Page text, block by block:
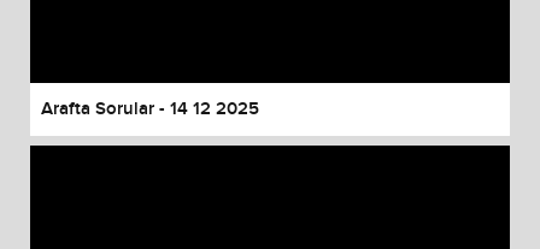
Arafta Sorular - 14 12 2025